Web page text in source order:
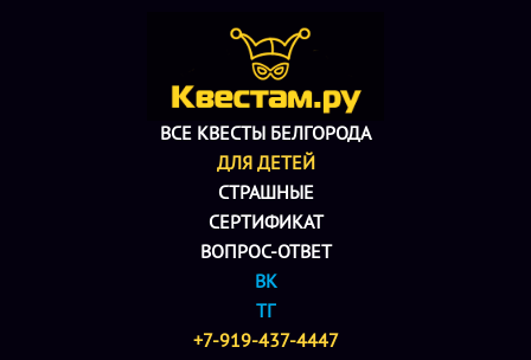
ВСЕ КВЕСТЫ БЕЛГОРОДА
ДЛЯ ДЕТЕЙ
СТРАШНЫЕ
СЕРТИФИКАТ
ВОПРОС-ОТВЕТ
ВК
ТГ
+7-919-437-4447